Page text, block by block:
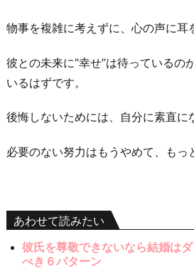
物事を複雑に考えずに、心の声に耳
彼との未来に”幸せ”は待っているの
いるはずです。
後悔しないためには、自分に素直に
必要のない努力はもうやめて、もっ
あわせて読みたい
彼氏を尊敬できないなら結婚は
べき６パターン